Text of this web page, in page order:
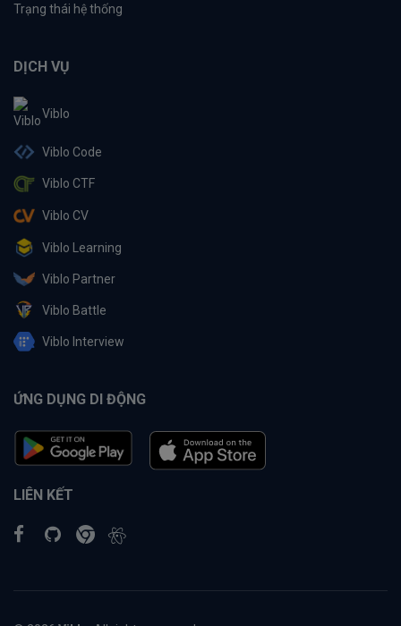
Trạng thái hệ thống
DỊCH VỤ
Viblo
Viblo Code
Viblo CTF
Viblo CV
Viblo Learning
Viblo Partner
Viblo Battle
Viblo Interview
ỨNG DỤNG DI ĐỘNG
LIÊN KẾT